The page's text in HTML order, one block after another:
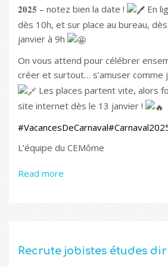
𝟐𝟎𝟐𝟓 – notez bien la date !
En
dès 10h, et sur place au bureau,
janvier à 9h
On vous attend pour célébrer
créer et surtout… s’amuser comme
Les places partent vite, alors
site internet dès le 13 janvier !
#VacancesDeCarnaval
L’équipe du CEMôme
Read more
Recrute jobistes études